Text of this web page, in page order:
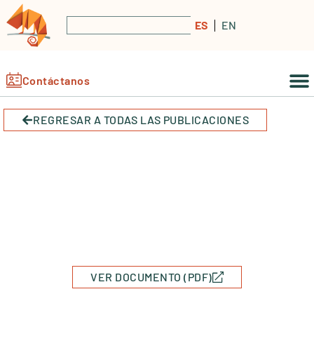
ES EN
Contáctanos
REGRESAR A TODAS LAS PUBLICACIONES
VER DOCUMENTO (PDF)